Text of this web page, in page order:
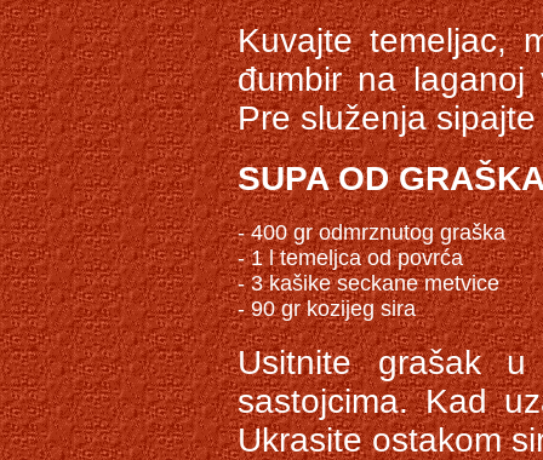
Kuvajte temeljac,
đumbir na
Pre služenja
SUPA OD
- 400 gr odmrznutog graška
- 1 l temeljca od povrća
- 3 kašike seckane metvice
- 90 gr kozijeg sira
Usitnite grašak
sastojcima. Kad
Ukrasite ostakom